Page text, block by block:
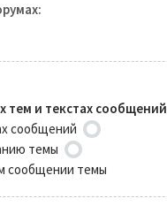
тем и текстах сообщений
сообщений
темы
сообщении темы